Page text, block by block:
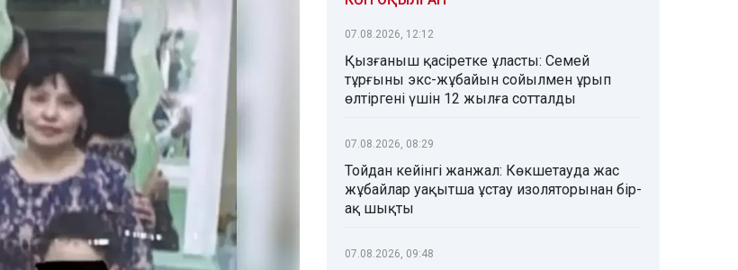
07.08.2026, 12:12
Қызғаныш қасіретке ұласты: Семей
тұрғыны экс-жұбайын сойылмен ұрып
өлтіргені үшін 12 жылға сотталды
07.08.2026, 08:29
Тойдан кейінгі жанжал: Көкшетауда жас
жұбайлар уақытша ұстау изоляторынан бір-
ақ шықты
07.08.2026, 09:48